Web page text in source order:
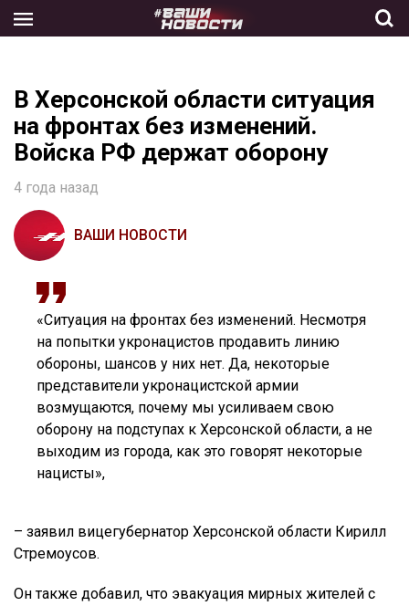
the
В Херсонской области ситуация
на фронтах без изменений.
Войска РФ держат оборону
4 года назад
ВАШИ НОВОСТИ
«Ситуация на фронтах без изменений. Несмотря
на попытки укронацистов продавить линию
обороны, шансов у них нет. Да, некоторые
представители укронацистской армии
возмущаются, почему мы усиливаем свою
оборону на подступах к Херсонской области, а не
выходим из города, как это говорят некоторые
нацисты»,
– заявил вицегубернатор Херсонской области Кирилл
Стремоусов.
Он также добавил, что эвакуация мирных жителей с